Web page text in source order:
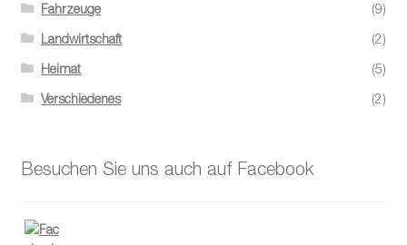
Fahrzeuge
(9)
Landwirtschaft
(2)
Heimat
(5)
Verschiedenes
(2)
Besuchen Sie uns auch auf Facebook